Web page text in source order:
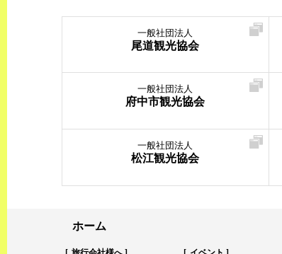
一般社団法人
尾道観光協会
一般社団法人
府中市観光協会
一般社団法人
松江観光協会
ホーム